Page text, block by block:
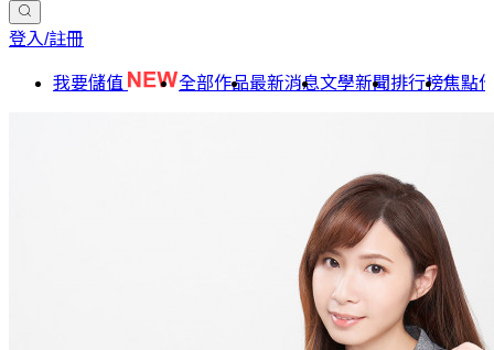
登入/註冊
我要儲值 全部作品最新消息文學新聞排行榜焦點